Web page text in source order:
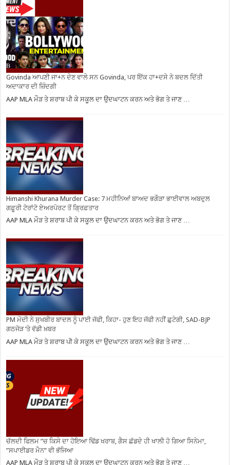
Govinda ਆਪਣੀ ਜਾ+ਨ ਦੇਣ ਵਾਲੇ ਸਨ Govinda, ਪਰ ਇੱਕ ਹਾ+ਦਸੇ ਨੇ ਬਦਲ ਦਿੱਤੀ
ਅਦਾਕਾਰ ਦੀ ਜ਼ਿੰਦਗੀ
AAP MLA ਮੌੜ ਤੇ ਸ਼ਰਾਬ ਪੀ ਕੇ ਸਕੂਲ ਦਾ ਉਦਘਾਟਨ ਕਰਨ ਅਤੇ ਭੋਗ ਤੇ ਜਾਣ …
Himanshi Khurana Murder Case: 7 ਮਹੀਨਿਆਂ ਬਾਅਦ ਭਗੌੜਾ ਭਾਈਵਾਲ ਅਬਦੁਲ
ਗਫ਼ੂਰੀ ਟੋਰਾਂਟੋ ਏਅਰਪੋਰਟ ਤੋਂ ਗ੍ਰਿਫ਼ਤਾਰ
AAP MLA ਮੌੜ ਤੇ ਸ਼ਰਾਬ ਪੀ ਕੇ ਸਕੂਲ ਦਾ ਉਦਘਾਟਨ ਕਰਨ ਅਤੇ ਭੋਗ ਤੇ ਜਾਣ …
PM ਮੋਦੀ ਨੇ ਸੁਖਬੀਰ ਬਾਦਲ ਨੂੰ ਪਾਈ ਜੱਫੀ, ਕਿਹਾ- ਹੁਣ ਇਹ ਜੱਫੀ ਨਹੀਂ ਛੁਟੇਗੀ, SAD-BJP
ਗਠਜੋੜ ‘ਤੇ ਵੱਡੀ ਖ਼ਬਰ
AAP MLA ਮੌੜ ਤੇ ਸ਼ਰਾਬ ਪੀ ਕੇ ਸਕੂਲ ਦਾ ਉਦਘਾਟਨ ਕਰਨ ਅਤੇ ਭੋਗ ਤੇ ਜਾਣ …
ਚੱਲਦੀ ਫਿਲਮ ”ਚ ਕਿਸੇ ਦਾ ਹੋਇਆ ਢਿੱਡ ਖਰਾਬ, ਗੈਸ ਛੱਡਦੇ ਹੀ ਖਾਲੀ ਹੋ ਗਿਆ ਸਿਨੇਮਾ,
”ਸਪਾਈਡਰ ਮੈਨ” ਵੀ ਭੱਜਿਆ
AAP MLA ਮੌੜ ਤੇ ਸ਼ਰਾਬ ਪੀ ਕੇ ਸਕੂਲ ਦਾ ਉਦਘਾਟਨ ਕਰਨ ਅਤੇ ਭੋਗ ਤੇ ਜਾਣ …